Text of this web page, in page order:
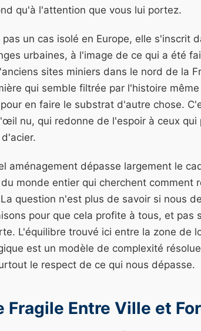
qu'à l'attention que vous lui portez.
un cas isolé en Europe, elle s'inscrit
urbaines, à l'image de ce qui a été
sites miniers dans le nord de la
qui semble filtrée par l'histoire
en faire le substrat d'autre chose.
nu, qui redonne de l'espoir à ceux qui
aménagement dépasse largement le
monde entier qui cherchent comment
question n'est plus de savoir si nous
pour que cela profite à tous, et pas
L'équilibre trouvé ici entre la zone de
est un modèle de complexité
le respect de ce qui nous dépasse.
Fragile Entre Ville et